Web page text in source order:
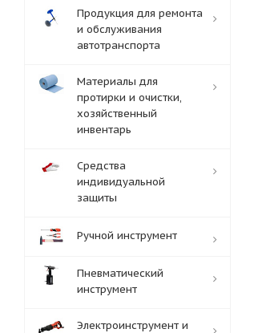
Продукция для ремонта
и обслуживания
автотранспорта
Материалы для
протирки и очистки,
хозяйственный
инвентарь
Средства
индивидуальной
защиты
Ручной инструмент
Пневматический
инструмент
Электроинструмент и